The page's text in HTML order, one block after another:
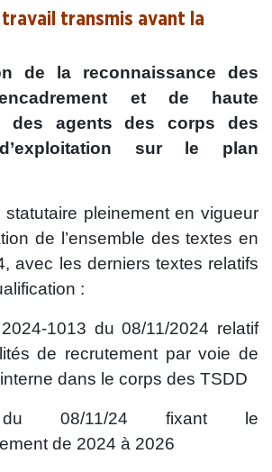
transmis avant la
de la reconnaissance des
et de haute
des agents des corps des
sur le plan
statutaire pleinement en vigueur
de l’ensemble des textes en
avec les derniers textes relatifs
:
1013 du 08/11/2024 relatif
de recrutement par voie de
dans le corps des TSDD
08/11/24 fixant le
de 2024 à 2026